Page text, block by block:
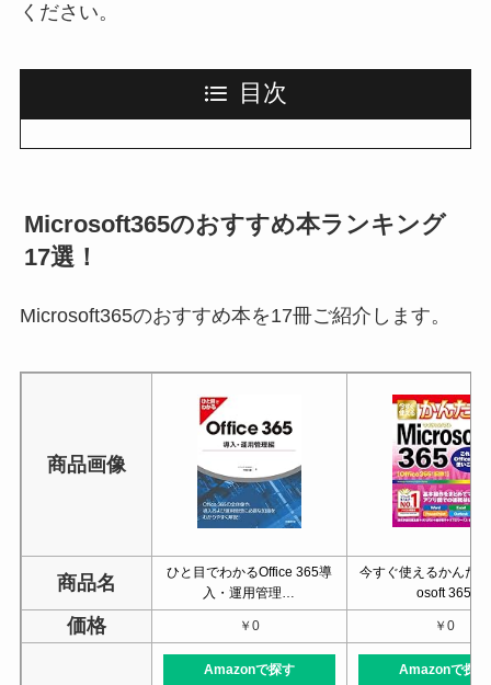
ください。
目次
Microsoft365のおすすめ本ランキング
17選！
Microsoft365のおすすめ本を17冊ご紹介します。
商品画像
商品名
ひと目でわかるOffice 365導
入・運用管理…
今すぐ使えるかんた
osoft 365
価格 ￥0 ￥0
Amazonで探す Amazonで探す